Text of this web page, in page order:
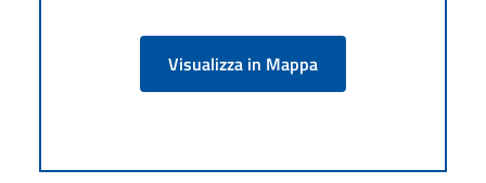
Visualizza in Mappa